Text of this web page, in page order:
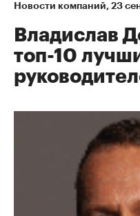
Новости компаний⁠, 23
Владислав
топ-10